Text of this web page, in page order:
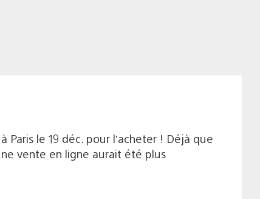
le 19 déc. pour l’acheter ! Déjà que
vente en ligne aurait été plus